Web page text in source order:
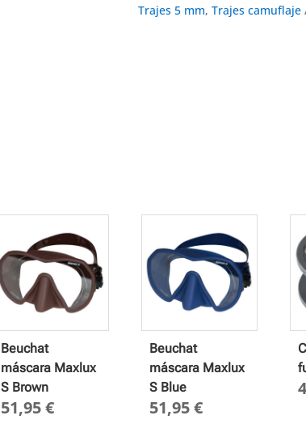
Trajes 5 mm, Trajes camuflaje
Beuchat
máscara Maxlux
S Brown
51,95€
Beuchat
máscara Maxlux
S Blue
51,95€